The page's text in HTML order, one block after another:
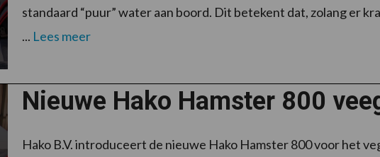
standaard “puur” water aan boord. Dit betekent dat, zolang er
... Lees meer
Nieuwe Hako Hamster 800
Hako B.V. introduceert de nieuwe Hako Hamster 800 voor het